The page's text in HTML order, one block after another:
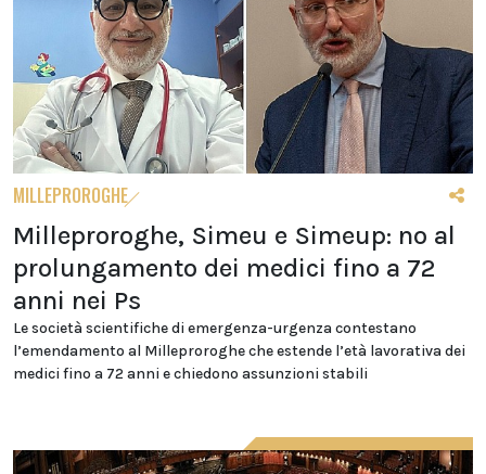
MILLEPROROGHE
Milleproroghe, Simeu e Simeup: no al
prolungamento dei medici fino a 72
anni nei Ps
Le società scientifiche di emergenza-urgenza contestano
l’emendamento al Milleproroghe che estende l’età lavorativa dei
medici fino a 72 anni e chiedono assunzioni stabili